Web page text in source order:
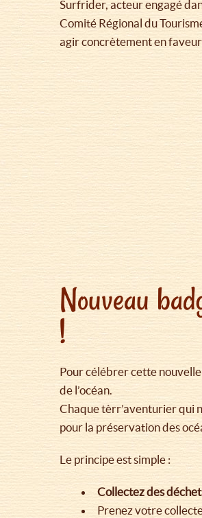
Surfrider, acteur engagé
Comité Régional du
agir concrètement en faveur
Nouveau
!
Pour célébrer cette
de l’océan.
Chaque tèrr’aventurier qui
pour la préservation des
Le principe est simple :
Collectez des
Prenez votre